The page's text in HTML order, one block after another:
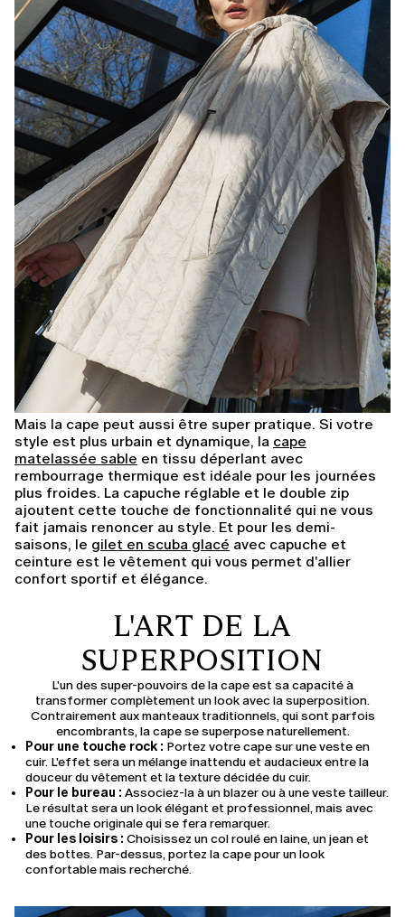
Mais la cape peut aussi être super pratique. Si votre
style est plus urbain et dynamique, la cape
matelassée sable en tissu déperlant avec
rembourrage thermique est idéale pour les journées
plus froides. La capuche réglable et le double zip
ajoutent cette touche de fonctionnalité qui ne vous
fait jamais renoncer au style. Et pour les demi-
saisons, le gilet en scuba glacé avec capuche et
ceinture est le vêtement qui vous permet d'allier
confort sportif et élégance.
L'ART DE LA
SUPERPOSITION
L'un des super-pouvoirs de la cape est sa capacité à
transformer complètement un look avec la superposition.
Contrairement aux manteaux traditionnels, qui sont parfois
encombrants, la cape se superpose naturellement.
Pour une touche rock : Portez votre cape sur une veste en
cuir. L'effet sera un mélange inattendu et audacieux entre la
douceur du vêtement et la texture décidée du cuir.
Pour le bureau : Associez-la à un blazer ou à une veste tailleur.
Le résultat sera un look élégant et professionnel, mais avec
une touche originale qui se fera remarquer.
Pour les loisirs : Choisissez un col roulé en laine, un jean et
des bottes. Par-dessus, portez la cape pour un look
confortable mais recherché.